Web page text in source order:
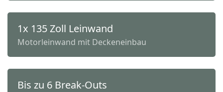
1x 135 Zoll Leinwand
Motorleinwand mit Deckeneinbau
Bis zu 6 Break-Outs